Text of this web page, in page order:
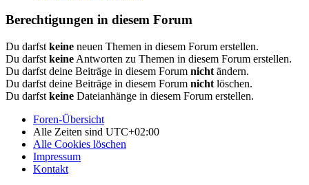
Berechtigungen in diesem Forum
Du darfst keine neuen Themen in diesem Forum erstellen.
Du darfst keine Antworten zu Themen in diesem Forum erstellen.
Du darfst deine Beiträge in diesem Forum nicht ändern.
Du darfst deine Beiträge in diesem Forum nicht löschen.
Du darfst keine Dateianhänge in diesem Forum erstellen.
Foren-Übersicht
Alle Zeiten sind UTC+02:00
Alle Cookies löschen
Impressum
Kontakt